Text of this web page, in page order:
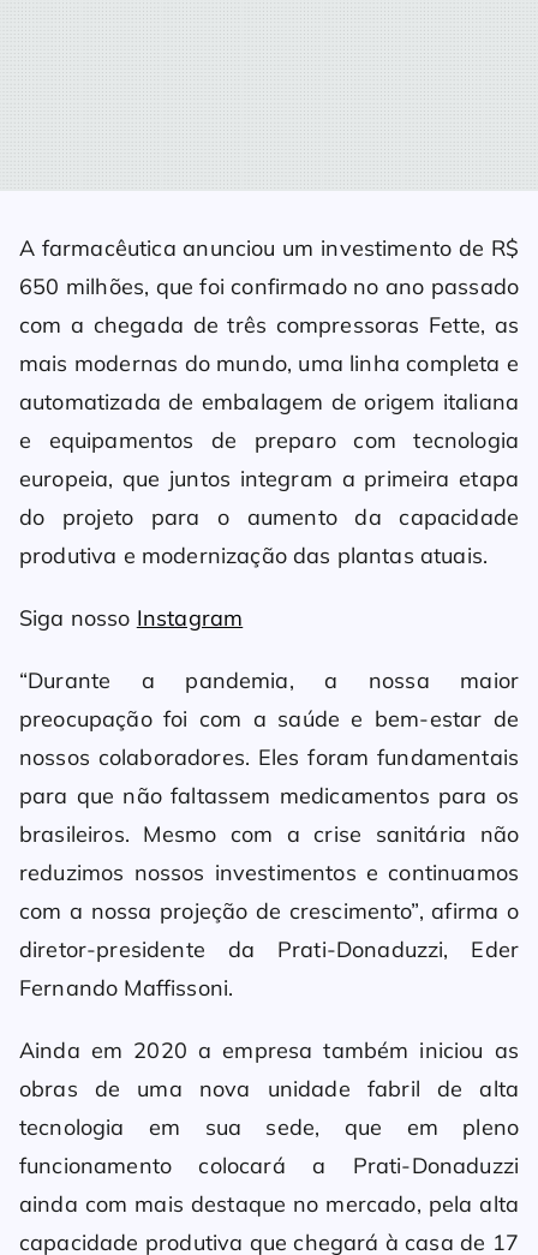
A farmacêutica anunciou um investimento de R$
650 milhões, que foi confirmado no ano passado
com a chegada de três compressoras Fette, as
mais modernas do mundo, uma linha completa e
automatizada de embalagem de origem italiana
e equipamentos de preparo com tecnologia
europeia, que juntos integram a primeira etapa
do projeto para o aumento da capacidade
produtiva e modernização das plantas atuais.
Siga nosso Instagram
“Durante a pandemia, a nossa maior
preocupação foi com a saúde e bem-estar de
nossos colaboradores. Eles foram fundamentais
para que não faltassem medicamentos para os
brasileiros. Mesmo com a crise sanitária não
reduzimos nossos investimentos e continuamos
com a nossa projeção de crescimento”, afirma o
diretor-presidente da Prati-Donaduzzi, Eder
Fernando Maffissoni.
Ainda em 2020 a empresa também iniciou as
obras de uma nova unidade fabril de alta
tecnologia em sua sede, que em pleno
funcionamento colocará a Prati-Donaduzzi
ainda com mais destaque no mercado, pela alta
capacidade produtiva que chegará à casa de 17